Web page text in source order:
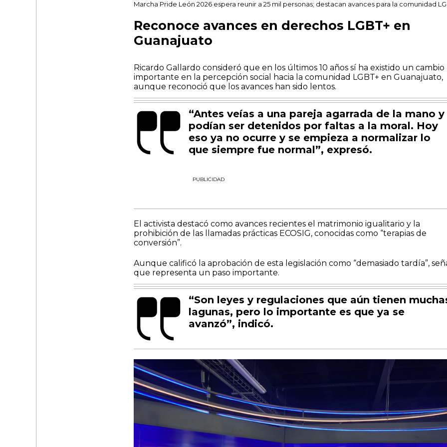
Marcha Pride León 2026 espera reunir a 25 mil personas; destacan avances para la comunidad
Reconoce avances en derechos LGBT+ en
Guanajuato
Ricardo Gallardo consideró que en los últimos 10 años sí ha existido un cambio
importante en la percepción social hacia la comunidad LGBT+ en Guanajuato,
aunque reconoció que los avances han sido lentos.
“Antes veías a una pareja agarrada de la mano y
podían ser detenidos por faltas a la moral. Hoy
eso ya no ocurre y se empieza a normalizar lo
que siempre fue normal”, expresó.
PUBLICIDAD
El activista destacó como avances recientes el matrimonio igualitario y la
prohibición de las llamadas prácticas ECOSIG, conocidas como “terapias de
conversión”.
Aunque calificó la aprobación de esta legislación como “demasiado tardía”,
que representa un paso importante.
“Son leyes y regulaciones que aún tienen
lagunas, pero lo importante es que ya se
avanzó”, indicó.